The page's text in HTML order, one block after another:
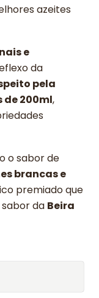
azeites
e
da
pela
de 200ml,
o sabor de
brancas e
premiado que
da Beira